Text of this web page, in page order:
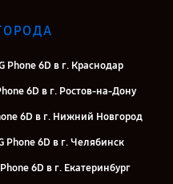
Phone 6D в г. Краснодар
6D в г. Ростов-на-Дону
6D в г. Нижний Новгород
Phone 6D в г. Челябинск
6D в г. Екатеринбург